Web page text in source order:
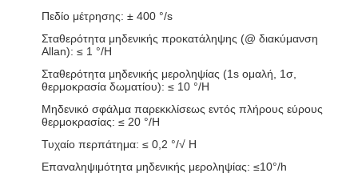
Πεδίο μέτρησης: ± 400 °/s
Σταθερότητα μηδενικής προκατάληψης (@ διακύμανση
Allan): ≤ 1 °/H
Σταθερότητα μηδενικής μεροληψίας (1s ομαλή, 1σ,
θερμοκρασία δωματίου): ≤ 10 °/H
Μηδενικό σφάλμα παρεκκλίσεως εντός πλήρους εύρους
θερμοκρασίας: ≤ 20 °/H
Τυχαίο περπάτημα: ≤ 0,2 °/√ H
Επαναληψιμότητα μηδενικής μεροληψίας: ≤10°/h